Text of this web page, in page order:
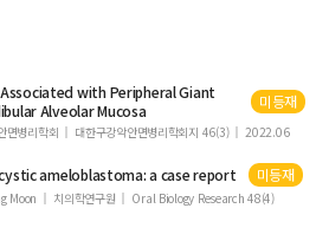
치의 정확도에 관한 연구(II)
악의 측방편위에 관한 임상적 연구
귀성향에 관한 임상적 연구
병리조직학적 연구
with Peripheral Giant
Alveolar Mucosa
미등재
면병리학회 대한구강악안면병리학회지 46(3) 2022.06
ameloblastoma: a case report 미등재
Moon 치의학연구원
Oral Biology Research 48(4)